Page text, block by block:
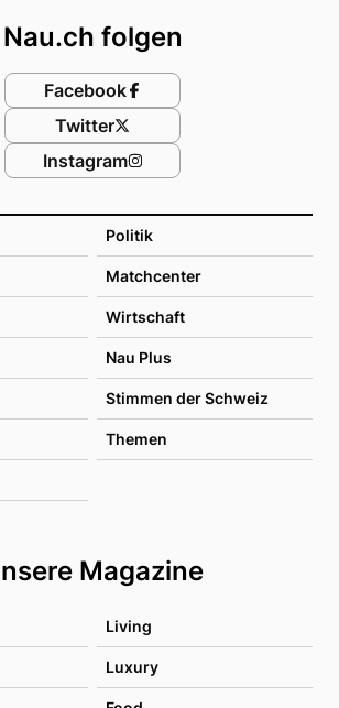
Politik
Matchcenter
Wirtschaft
Nau Plus
Stimmen der Schweiz
Themen
Magazine
Living
Luxury
Nau.ch folgen
Facebook
Twitter
Instagram